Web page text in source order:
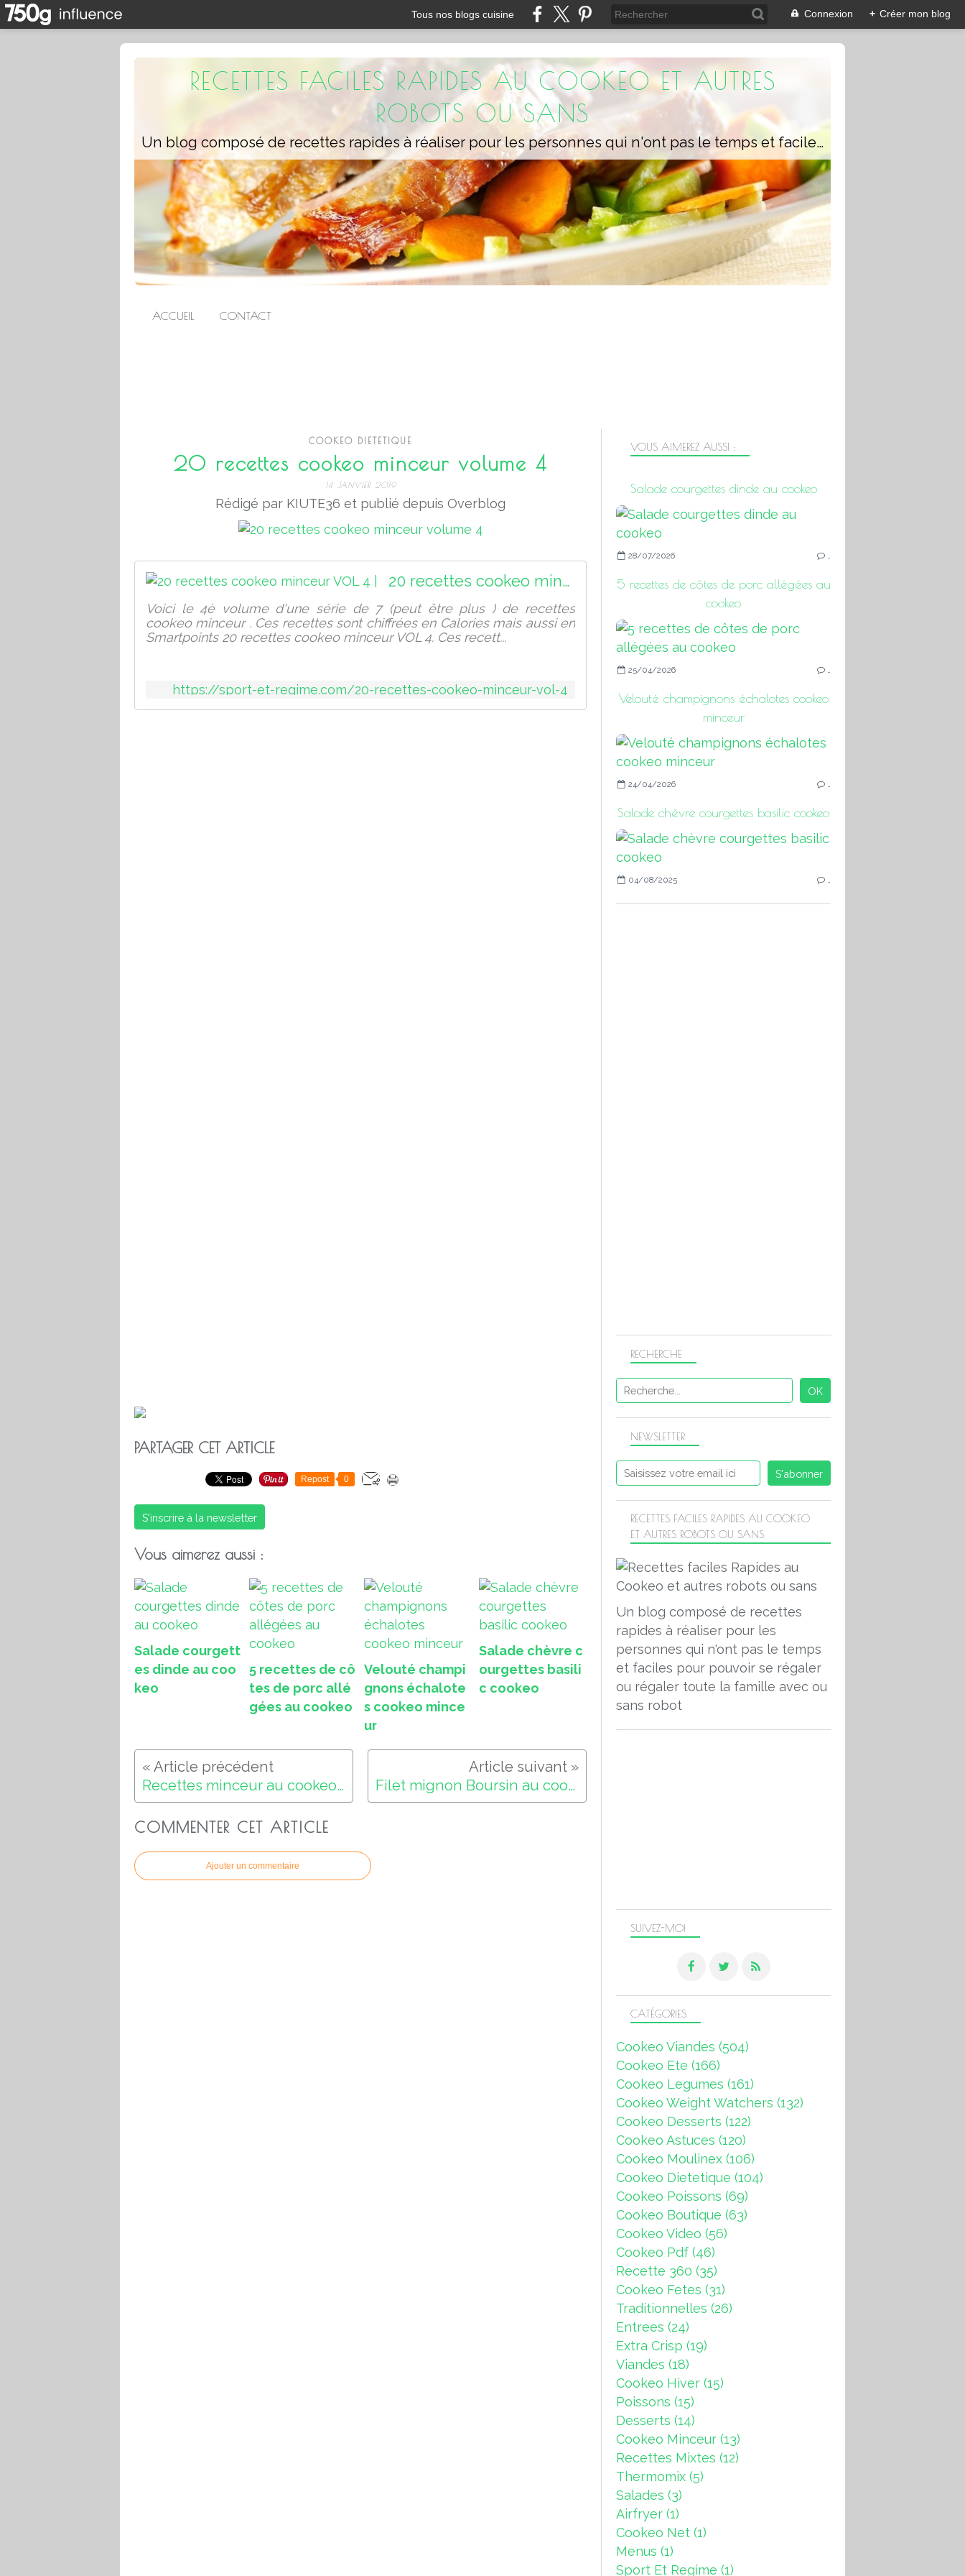
Tous nos blogs cuisine Connexion + Créer mon blog
RECETTES FACILES RAPIDES AU COOKEO ET AUTRES
ROBOTS OU SANS
Un blog composé de recettes rapides à réaliser pour les personnes qui n'ont pas le temps et faciles pour pouvoir se régaler ou régaler toute la famille avec ou sans robot
ACCUEIL CONTACT
COOKEO DIETETIQUE
20 recettes cookeo minceur volume 4
14 JANVIER 2019
Rédigé par KIUTE36 et publié depuis Overblog
20 recettes cookeo minceur VOL 4 |
Voici le 4è volume d'une série de 7 (peut être plus ) de recettes
cookeo minceur . Ces recettes sont chiffrées en Calories mais aussi en
Smartpoints 20 recettes cookeo minceur VOL 4. Ces recett...
https://sport-et-regime.com/20-recettes-cookeo-minceur-vol-4
PARTAGER CET ARTICLE
Repost 0
S'inscrire à la newsletter
Vous aimerez aussi :
Salade courgett
es dinde au coo
keo
5 recettes de cô
tes de porc allé
gées au cookeo
Velouté champi
gnons échalote
s cookeo mince
ur
Salade chèvre c
ourgettes basili
c cookeo
Recettes minceur au cookeo volume 3 Filet mignon Boursin au cookeo
COMMENTER CET ARTICLE
Ajouter un commentaire
NEWSLETTER
SUIVEZ-MOI
RECHERCHE
RECETTES FACILES RAPIDES AU COOKEO
ET AUTRES ROBOTS OU SANS
Un blog composé de recettes
rapides à réaliser pour les
personnes qui n'ont pas le temps
et faciles pour pouvoir se régaler
ou régaler toute la famille avec ou
sans robot
VOUS AIMEREZ AUSSI :
Salade courgettes dinde au cookeo
28/07/2026 …
5 recettes de côtes de porc allégées au
cookeo
25/04/2026 …
Velouté champignons échalotes cookeo
minceur
24/04/2026 …
Salade chèvre courgettes basilic cookeo
04/08/2025 …
CATÉGORIES
Cookeo Viandes (504)
Cookeo Ete (166)
Cookeo Legumes (161)
Cookeo Weight Watchers (132)
Cookeo Desserts (122)
Cookeo Astuces (120)
Cookeo Moulinex (106)
Cookeo Dietetique (104)
Cookeo Poissons (69)
Cookeo Boutique (63)
Cookeo Video (56)
Cookeo Pdf (46)
Recette 360 (35)
Cookeo Fetes (31)
Traditionnelles (26)
Entrees (24)
Extra Crisp (19)
Viandes (18)
Cookeo Hiver (15)
Poissons (15)
Desserts (14)
Cookeo Minceur (13)
Recettes Mixtes (12)
Thermomix (5)
Salades (3)
Airfryer (1)
Cookeo Net (1)
Menus (1)
Sport Et Regime (1)